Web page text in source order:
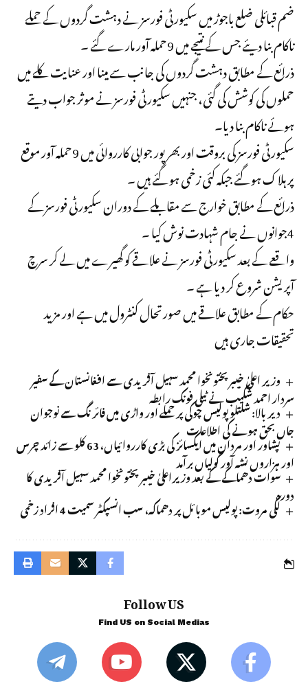
ضم قبائلی ضلع باجوڑ میں سکیورٹی فورسز نے دہشت گردوں کے حملے
ناکام بنا دیئے جس کے نتیجے میں 9حملہ آور مارے گئے ۔
ذرائع کے مطابق دہشت گردوں کی جانب سے مینا اور عنایت کلے میں
حملوں کی کوشش کی گئی، جنہیں سکیورٹی فورسز نے موثر جواب دیتے
ہوئے ناکام بنا دیا۔
سکیورٹی فورسز کی بروقت اور بھر پور جوابی کارروائی میں 9حملہ آور موقع
پر ہلاک ہو گئے جبکہ کئی زخمی ہو گئے ہیں ۔
ذرائع کے مطابق خوارج سے مقابلے کے دوران سکیورٹی فورسز کے
4جوانوں نے جام شہادت نوش کیا ۔
واقعے کے بعد سکیورٹی فورسز نے علاقے کو گھیرے میں لے کر سرچ
آپریشن شروع کر دیا ہے ۔
حکام کے مطابق علاقے میں صورتحال کنٹرول میں ہے اور مزید
تحقیقات جاری ہیں
وزیر اعلیٰ خیبر پختونخوا محمد سہیل آفریدی سے افغانستان کے سفیر
سردار احمد شکیب نے ٹیلی فونک رابطہ
دیر بالا: شلتلو پولیس چوکی پر حملے اور واڑی میں فائرنگ سے نوجوان
جاں بحق ہونے کی اطلاعات
پشاور اور مردان میں ایکسائز کی بڑی کارروائیاں، 63 کلو سے زائد چرس
اور ہزاروں نشہ آور گولیاں برآمد
سوات دھماکے کے بعد وزیراعلیٰ خیبرپختونخوا محمد سہیل آفریدی کا
دورہ
لکی مروت: پولیس موبائل پر دھماکہ، سب انسپکٹر سمیت 4 افراد زخمی
Follow US
Find US on Social Medias